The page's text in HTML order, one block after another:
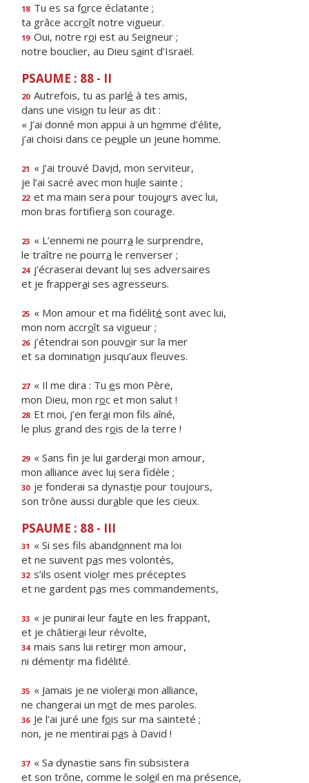
18 Tu es sa force éclatante ;
ta grâce accroît notre vigueur.
19 Oui, notre roi est au Seigneur ;
notre bouclier, au Dieu saint d’Israël.
PSAUME : 88 - II
20 Autrefois, tu as parlé à tes amis,
dans une vision tu leur as dit :
« J’ai donné mon appui à un homme d’élite,
j’ai choisi dans ce peuple un jeune homme.
21 « J’ai trouvé David, mon serviteur,
je l’ai sacré avec mon huile sainte ;
22 et ma main sera pour toujours avec lui,
mon bras fortifiera son courage.
23 « L’ennemi ne pourra le surprendre,
le traître ne pourra le renverser ;
24 j’écraserai devant lui ses adversaires
et je frapperai ses agresseurs.
25 « Mon amour et ma fidélité sont avec lui,
mon nom accroît sa vigueur ;
26 j’étendrai son pouvoir sur la mer
et sa domination jusqu’aux fleuves.
27 « Il me dira : Tu es mon Père,
mon Dieu, mon roc et mon salut !
28 Et moi, j’en ferai mon fils aîné,
le plus grand des rois de la terre !
29 « Sans fin je lui garderai mon amour,
mon alliance avec lui sera fidèle ;
30 je fonderai sa dynastie pour toujours,
son trône aussi durable que les cieux.
PSAUME : 88 - III
31 « Si ses fils abandonnent ma loi
et ne suivent pas mes volontés,
32 s’ils osent violer mes préceptes
et ne gardent pas mes commandements,
33 « je punirai leur faute en les frappant,
et je châtierai leur révolte,
34 mais sans lui retirer mon amour,
ni démentir ma fidélité.
35 « Jamais je ne violerai mon alliance,
ne changerai un mot de mes paroles.
36 Je l’ai juré une fois sur ma sainteté ;
non, je ne mentirai pas à David !
37 « Sa dynastie sans fn subsistera
et son trône, comme le soleil en ma présence,